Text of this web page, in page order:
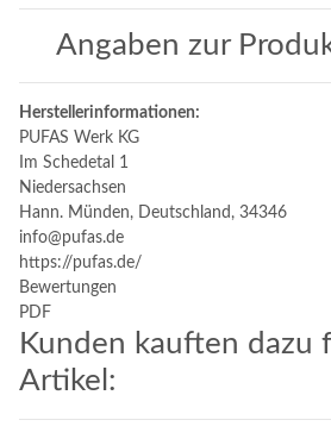
Angaben zur
Herstellerinformationen:
PUFAS Werk KG
Im Schedetal 1
Niedersachsen
Hann. Münden, Deutschland, 34346
info@pufas.de
https://pufas.de/
Bewertungen
PDF
Kunden kauften dazu
Artikel: